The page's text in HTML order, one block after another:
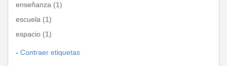
enseñanza (1)
escuela (1)
espacio (1)
Contraer etiquetas